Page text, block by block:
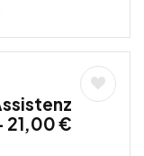
21,00 €